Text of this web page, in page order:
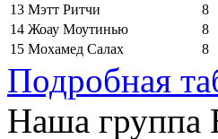
13 Мэтт Ритчи
8
14 Жоау Моутинью
8
15 Мохамед Салах 8
Подробная
Наша группа